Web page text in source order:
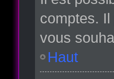
comptes. Il
vous
Haut